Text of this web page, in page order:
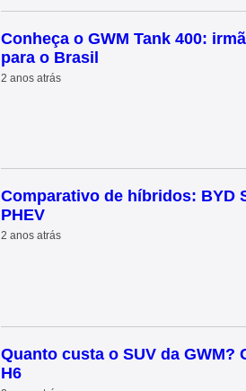
Conheça o GWM Tank 400:
para o Brasil
2 anos atrás
Comparativo de híbridos: BYD
PHEV
2 anos atrás
Quanto custa o SUV da GWM?
H6